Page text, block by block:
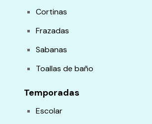
Cortinas
Frazadas
Sabanas
Toallas de baño
Temporadas
Escolar